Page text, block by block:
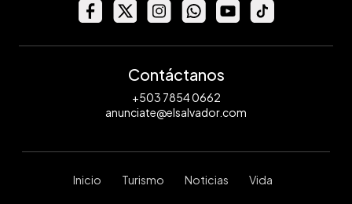
Contáctanos
+503 7854 0662
anunciate@elsalvador.com
Inicio Turismo Noticias Vida